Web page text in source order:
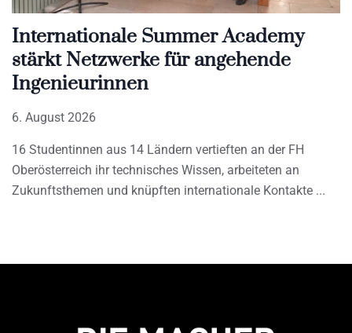
Internationale Summer Academy
stärkt Netzwerke für angehende
Ingenieurinnen
6. August 2026
16 Studentinnen aus 14 Ländern vertieften an der FH
Oberösterreich ihr technisches Wissen, arbeiteten an
Zukunftsthemen und knüpften internationale Kontakte